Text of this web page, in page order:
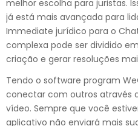
melhor escolha para juristas.
já está mais avançada para
Immediate jurídico para o
complexa pode ser dividido
criação e gerar resoluções
Tendo o software program
conectar com outros através
vídeo. Sempre que você
aplicativo não enviará mais